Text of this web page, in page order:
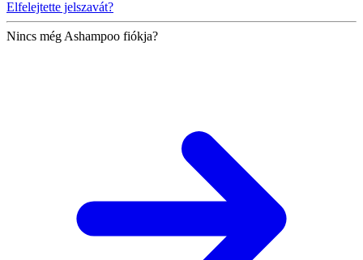
Elfelejtette jelszavát?
Nincs még Ashampoo fiókja?